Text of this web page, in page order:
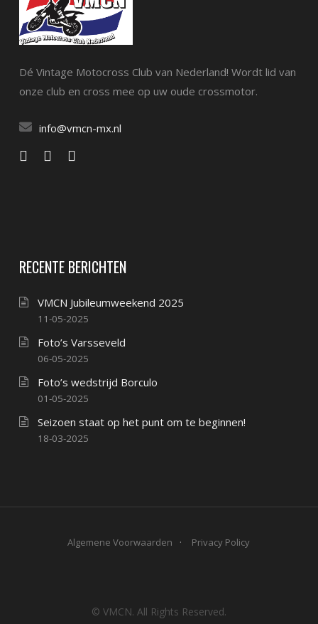
Dé Vintage Motocross Club van Nederland! Wordt lid van
onze club en cross mee op uw oude crossmotor.
info@vmcn-mx.nl
RECENTE BERICHTEN
VMCN Jubileumweekend 2025
11-05-2025
Foto’s Varsseveld
06-05-2025
Foto’s wedstrijd Borculo
01-05-2025
Seizoen staat op het punt om te beginnen!
18-03-2025
Algemene Voorwaarden Privacy Policy
© VMCN. All Rights Reserved.